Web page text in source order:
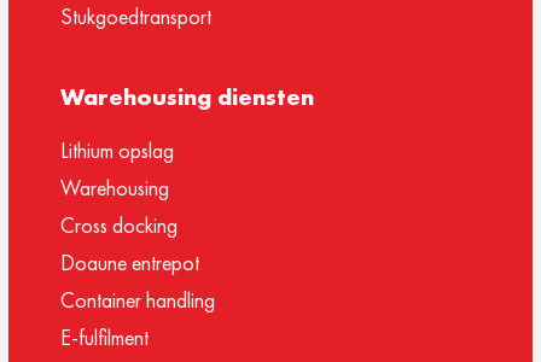
Stukgoedtransport
Warehousing diensten
Lithium opslag
Warehousing
Cross docking
Doaune entrepot
Container handling
E-fulfilment